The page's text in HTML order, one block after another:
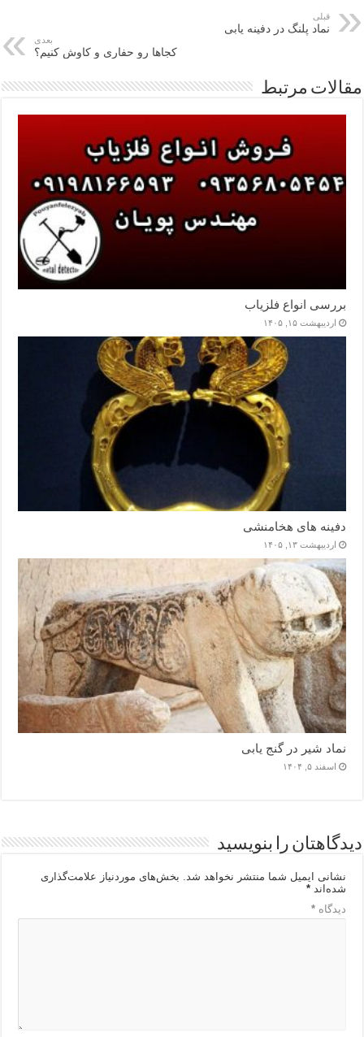
قبلی
نماد پلنگ در دفینه یابی
بعدی
کجاها رو حفاری و کاوش کنیم؟
مقالات مرتبط
بررسی انواع فلزیاب
اردیبهشت ۱۵, ۱۴۰۵
دفینه های هخامنشی
اردیبهشت ۱۳, ۱۴۰۵
نماد شیر در گنج یابی
اسفند ۵, ۱۴۰۴
دیدگاهتان را بنویسید
نشانی ایمیل شما منتشر نخواهد شد.
بخش‌های موردنیاز علامت‌گذاری
شده‌اند*
دیدگاه*